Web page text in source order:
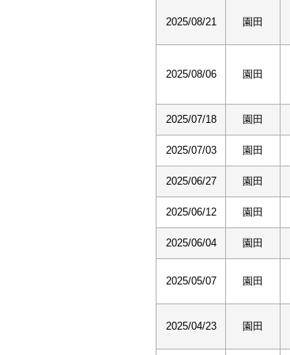
2025/08/21 園田
2025/08/06 園田
2025/07/18 園田
2025/07/03 園田
2025/06/27 園田
2025/06/12 園田
2025/06/04 園田
2025/05/07 園田
2025/04/23 園田